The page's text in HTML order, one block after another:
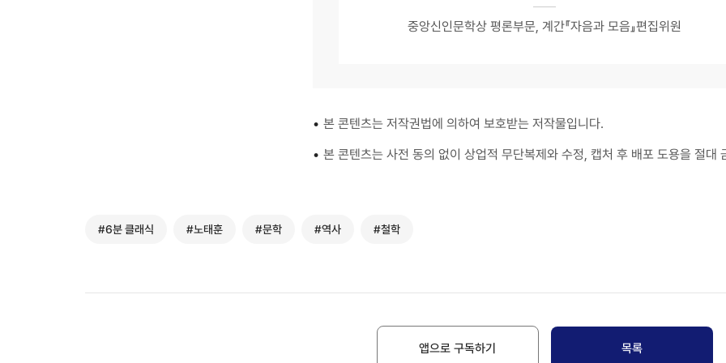
중앙신인문학상 평론부문, 계간『자음과 모음』편집위원
• 본 콘텐츠는 저작권법에 의하여 보호받는 저작물입니다.
• 본 콘텐츠는 사전 동의 없이 상업적 무단복제와 수정, 캡처 후 배포 도용을 절대
#6분 클래식 #노태훈 #문학 #역사 #철학
앱으로 구독하기 목록